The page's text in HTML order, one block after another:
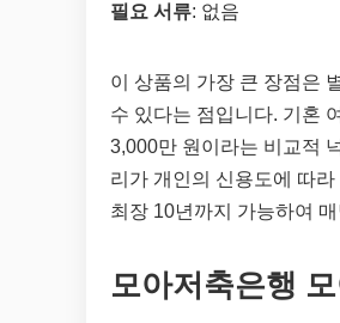
필요 서류: 없음
이 상품의 가장 큰 장점은
수 있다는 점입니다. 기혼
3,000만 원이라는 비교적
리가 개인의 신용도에 따
최장 10년까지 가능하여
모아저축은행